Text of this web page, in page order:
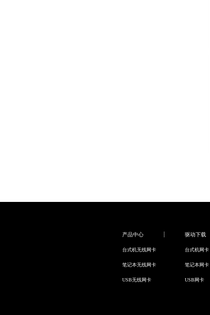
产品中心
台式机无线网卡
笔记本无线网卡
USB无线网卡
驱动下载
台式机网卡
笔记本网卡
USB网卡